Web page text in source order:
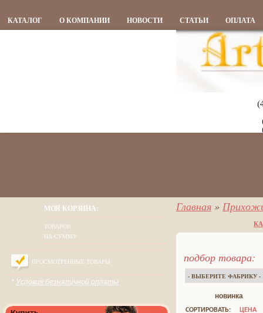
КАТАЛОГ О КОМПАНИИ НОВОСТИ СТАТЬИ ОПЛАТА
МОЯ КОРЗИНА:
ТОВАРОВ
НА СУММУ
ПРОСМОТРЕННЫЕ ТОВАРЫ
* Условия безналичной оплаты
Главная »
подбор товара:
новинка
СОРТИРОВАТЬ: ЦЕНА